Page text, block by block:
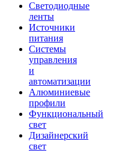
Светодиодные
ленты
Источники
питания
Системы
управления
и
автоматизации
Алюминиевые
профили
Функциональный
свет
Дизайнерский
свет